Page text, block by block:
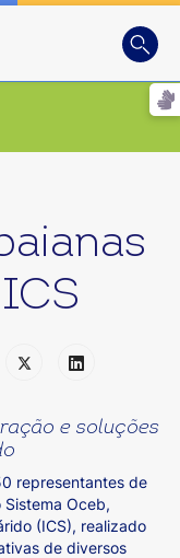
Busca
e soluções
representantes de
Oceb,
(ICS), realizado
de diversos